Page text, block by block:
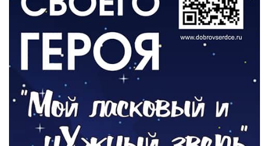
О ЧЕМ ПИСАЛА ГАЗЕТА
По страницам архивных газет
03.08.2026